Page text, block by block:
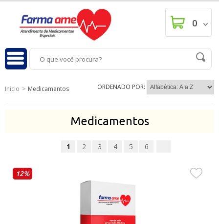
0
ORDENADO POR:
Inicio Medicamentos
Medicamentos
1 2 3 4 5 6
12%